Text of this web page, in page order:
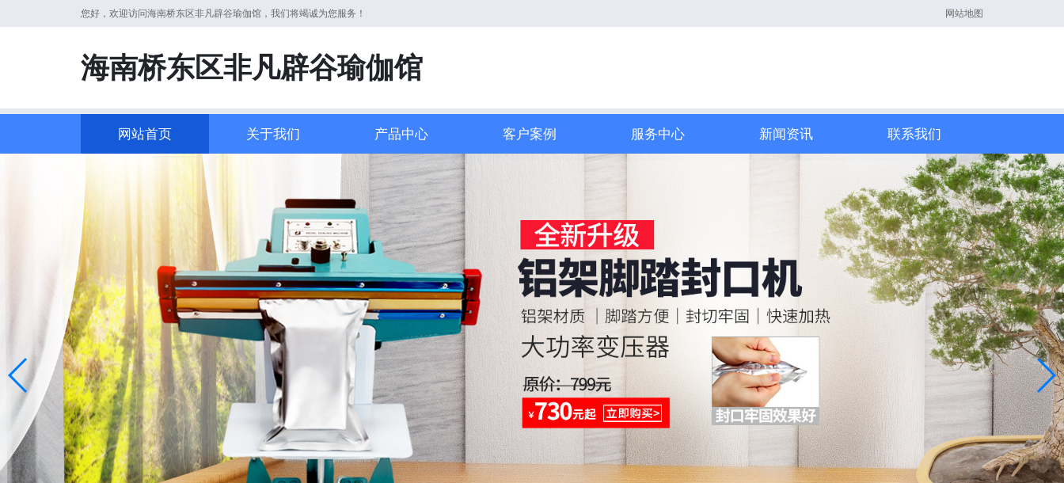
您好，欢迎访问海南桥东区非凡辟谷瑜伽馆，我们将竭诚为您服务！ 网站地图
海南桥东区非凡辟谷瑜伽馆
网站首页 关于我们 产品中心 客户案例 服务中心 新闻资讯 联系我们